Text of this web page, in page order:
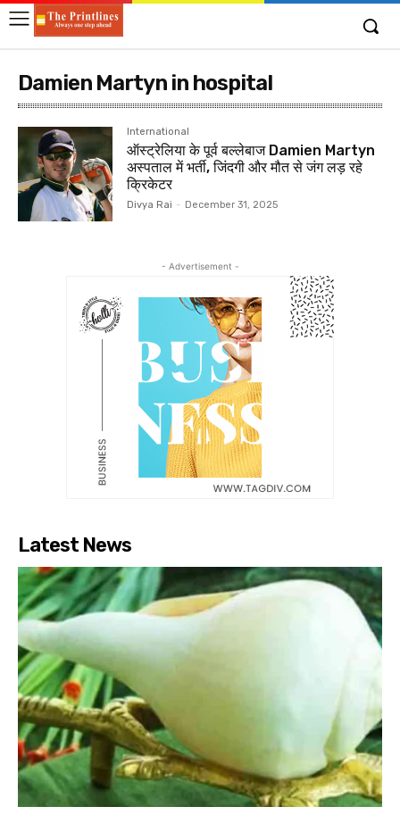
Damien Martyn in hospital
International
ऑस्ट्रेलिया के पूर्व बल्लेबाज Damien Martyn
अस्पताल में भर्ती, जिंदगी और मौत से जंग लड़ रहे
क्रिकेटर
Divya Rai - December 31, 2025
- Advertisement -
Latest News